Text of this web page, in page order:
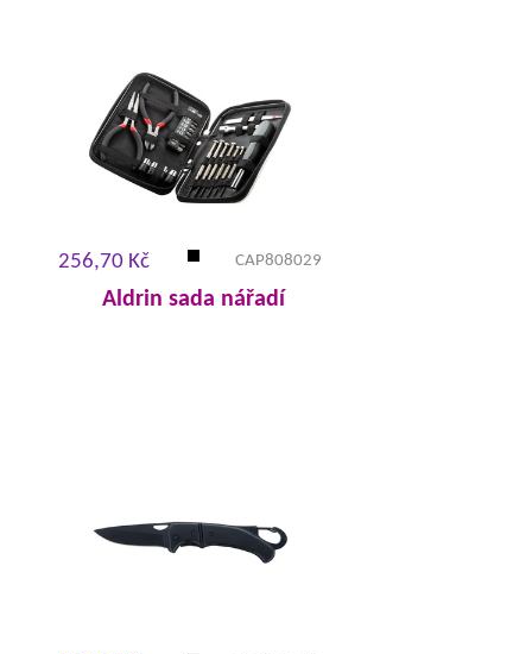
256,70 Kč CAP808029
Aldrin sada nářadí